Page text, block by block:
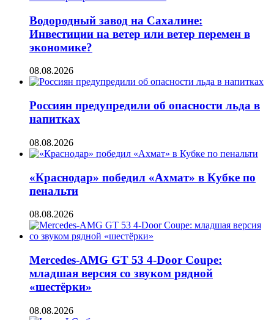
Водородный завод на Сахалине:
Инвестиции на ветер или ветер перемен в
экономике?
08.08.2026
Россиян предупредили об опасности льда в
напитках
08.08.2026
«Краснодар» победил «Ахмат» в Кубке по
пенальти
08.08.2026
Mercedes-AMG GT 53 4-Door Coupe:
младшая версия со звуком рядной
«шестёрки»
08.08.2026